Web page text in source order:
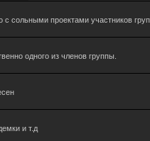
с сольными проектами участников
одного из членов группы.
и т.д